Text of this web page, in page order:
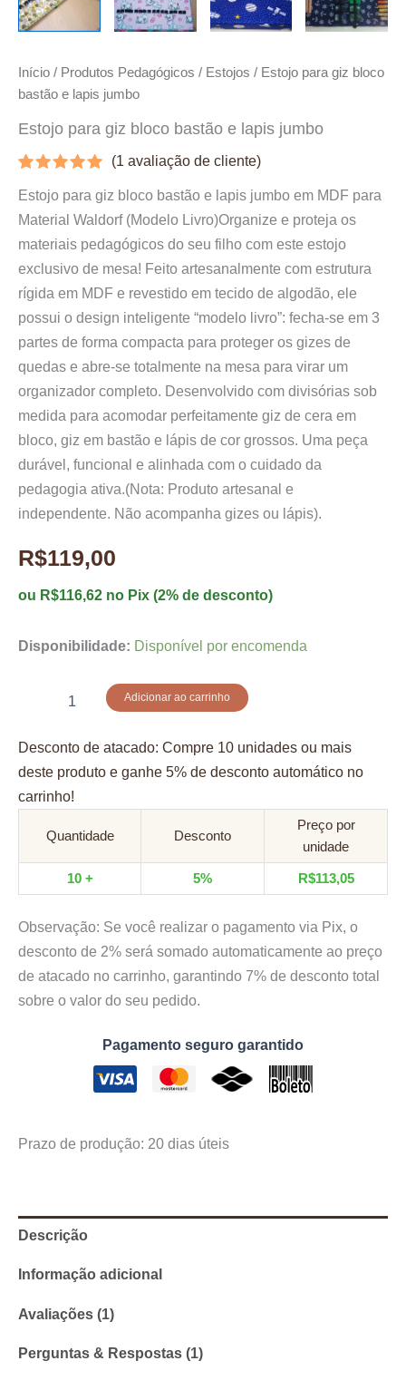
Início / Produtos Pedagógicos / Estojos / Estojo para giz bloco
bastão e lapis jumbo
Estojo para giz bloco bastão e lapis jumbo
como 5.00
de 5, com
baseado
em
avaliação
de cliente
(1 avaliação de cliente)
Estojo para giz bloco bastão e lapis jumbo em MDF para
Material Waldorf (Modelo Livro)Organize e proteja os
materiais pedagógicos do seu filho com este estojo
exclusivo de mesa! Feito artesanalmente com estrutura
rígida em MDF e revestido em tecido de algodão, ele
possui o design inteligente “modelo livro”: fecha-se em 3
partes de forma compacta para proteger os gizes de
quedas e abre-se totalmente na mesa para virar um
organizador completo. Desenvolvido com divisórias sob
medida para acomodar perfeitamente giz de cera em
bloco, giz em bastão e lápis de cor grossos. Uma peça
durável, funcional e alinhada com o cuidado da
pedagogia ativa.(Nota: Produto artesanal e
independente. Não acompanha gizes ou lápis).
R$119,00
ou R$116,62 no Pix (2% de desconto)
Disponibilidade: Disponível por encomenda
bloco
bastão
lapis
quantidade
Adicionar ao carrinho
Desconto de atacado: Compre 10 unidades ou mais
deste produto e ganhe 5% de desconto automático no
carrinho!
Quantidade Desconto
Preço por
unidade
10 + 5% R$113,05
Observação: Se você realizar o pagamento via Pix, o
desconto de 2% será somado automaticamente ao preço
de atacado no carrinho, garantindo 7% de desconto total
sobre o valor do seu pedido.
Pagamento seguro garantido
Prazo de produção: 20 dias úteis
Descrição
Informação adicional
Avaliações (1)
Perguntas & Respostas (1)